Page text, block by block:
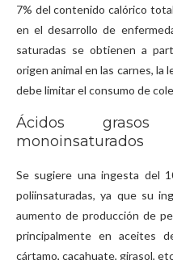
7% del contenido calórico
en el desarrollo de
saturadas se obtienen a
origen animal en las carnes, la
debe limitar el consumo de
Ácidos grasos
monoinsaturados
Se sugiere una ingesta del
poliinsaturadas, ya que su
aumento de producción de
principalmente en aceites
cártamo, cacahuate, girasol,